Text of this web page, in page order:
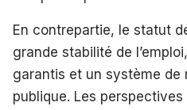
En contrepartie, le statut
grande stabilité de
garantis et un système de
publique. Les perspectives